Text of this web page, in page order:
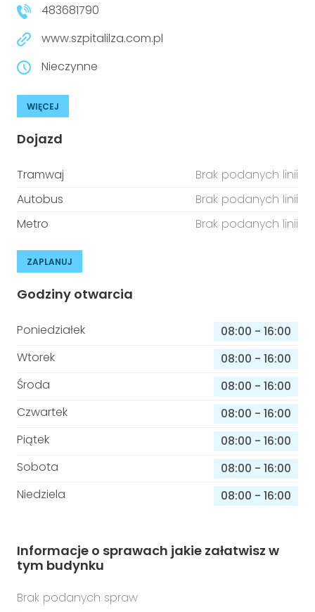
483681790
www.szpitalilza.com.pl
Nieczynne
WIĘCEJ
Dojazd
Tramwaj
Brak podanych linii
Autobus
Brak podanych linii
Metro
Brak podanych linii
ZAPLANUJ
Godziny otwarcia
Poniedziałek 08:00 - 16:00
Wtorek
08:00 - 16:00
Środa
08:00 - 16:00
Czwartek
08:00 - 16:00
Piątek
08:00 - 16:00
Sobota
08:00 - 16:00
Niedziela
08:00 - 16:00
Informacje o sprawach jakie załatwisz w
tym budynku
Brak podanych spraw